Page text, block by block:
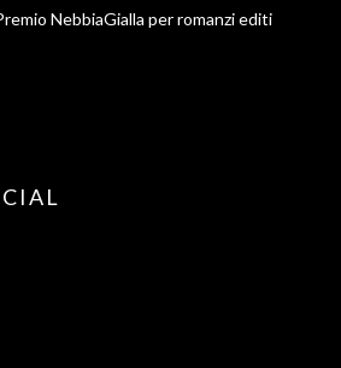
NebbiaGialla per romanzi editi